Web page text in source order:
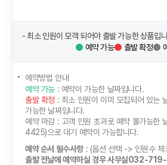
- 최소 인원이 모객 되어야 출발 가능한 상품입
예약 가능
출발 확정
예약방법 안내
예약 가능 : 예약이 가능한 날짜입니다.
출발 확정 : 최소 인원이 이미 모집되어 있는
가능한 날짜입니다.
예약 마감 : 고객 인원 초과로 예약 불가능한
4425)으로 대기 예약이 가능합니다.
예약 순서 필수사항 : (옵션 선택 -> 인원수
출발 전날에 예약하실 경우 사무실032-